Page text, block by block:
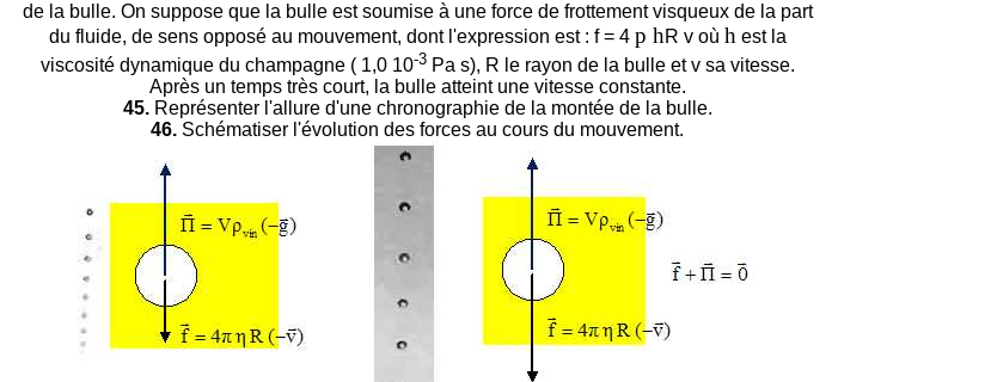
de la bulle. On suppose que la bulle est soumise à une force de frottement visqueux de la part
du fluide, de sens opposé au mouvement, dont l'expression est : f = 4 p hR v où h est la
viscosité dynamique du champagne ( 1,0 10-3Pa s), R le rayon de la bulle et v sa vitesse.
Après un temps très court, la bulle atteint une vitesse constante.
45.Représenter l'allure d'une chronographie de la montée de la bulle.
46. Schématiser l'évolution des forces au cours du mouvement.